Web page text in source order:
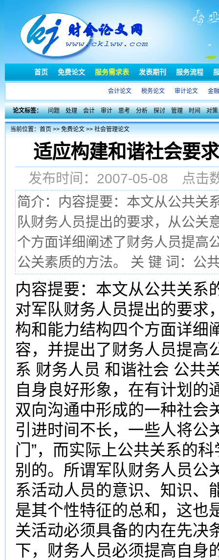
首页 免费论文 服务需求表 发表期刊 服务流程
会计论文 税务论文 审计论文 金
论文标签： 问题 处理 会计 审计 思考 分析 探讨 管理 时间 对策
当前位置：首页>>免费论文>>社会管理论文
适应构建和谐社会要
发布时间：2007-05-08 点
简介：内容提要：本文从公共关
队财务人员提出的要求，从公关
个方面详细阐述了财务人员提高
公关素质的方法。 关 键 词：公
内容提要：本文从公共关系
对军队财务人员提出的要求
构和能力结构四个方面详细
容，并提出了财务人员提高
系 财务人员 和谐社会 公共
自身良好形象，在有计划的
双向沟通中形成的一种社会
引进时间不长，一些人将公
门”，而实际上公共关系的
别的。所谓军队财务人员公
系活动人员的意识、知识、
是其个性特征的总和，这也
关活动必须具备的内在先决
下，财务人员必须提高自身